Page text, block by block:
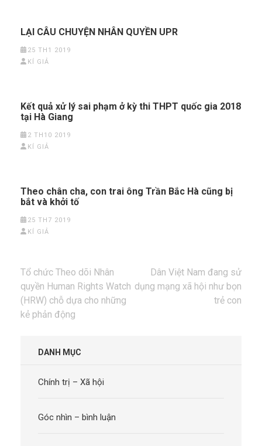
LẠI CÂU CHUYỆN NHÂN QUYỀN UPR
25 TH1 2019
KÍ GIẢ
Kết quả xử lý sai phạm ở kỳ thi THPT quốc gia 2018
tại Hà Giang
2 TH10 2019
KÍ GIẢ
Theo chân cha, con trai ông Trần Bắc Hà cũng bị
bắt và khởi tố
25 TH7 2019
KÍ GIẢ
Điều
hướng
bài
viết
Tổ chức Theo dõi Nhân
quyền Human Rights Watch
(HRW) chỗ dựa cho những
kẻ phản động
Dân Việt Nam đang sử
dụng mạng xã hội như bọn
trẻ con
DANH MỤC
Chính trị – Xã hội
Góc nhìn – bình luận